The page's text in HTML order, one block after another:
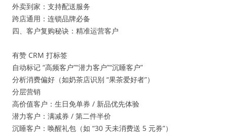
外卖到家：支持配送服务
跨店通用：连锁品牌必备
四、客户复购秘诀：精准运营客户
有赞 CRM 打标签
自动标记 “高频客户”“潜力客户”“沉睡客户”
分析消费偏好（如奶茶店识别 “果茶爱好者”）
分层营销
高价值客户：生日免单券 / 新品优先体验
潜力客户：满减券 / 第二件半价
沉睡客户：唤醒礼包（如 “30 天未消费送 5 元券”）